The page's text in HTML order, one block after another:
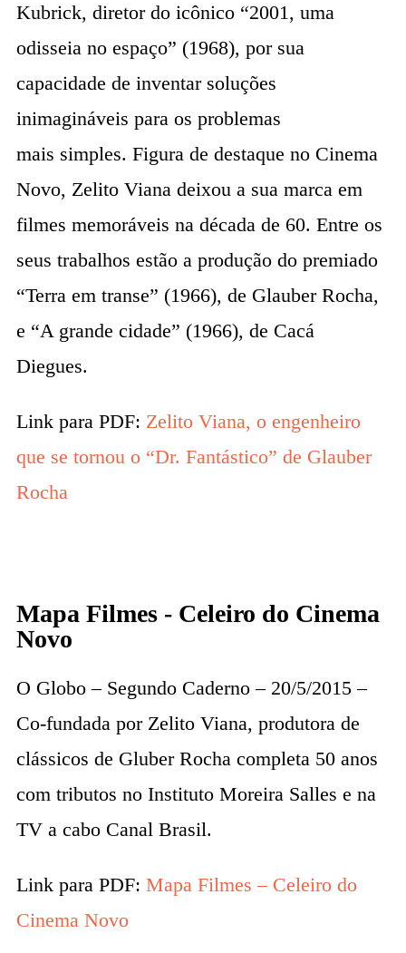
Kubrick, diretor do icônico “2001, uma
odisseia no espaço” (1968), por sua
capacidade de inventar soluções
inimagináveis para os problemas
mais simples. Figura de destaque no Cinema
Novo, Zelito Viana deixou a sua marca em
filmes memoráveis na década de 60. Entre os
seus trabalhos estão a produção do premiado
“Terra em transe” (1966), de Glauber Rocha,
e “A grande cidade” (1966), de Cacá
Diegues.
Link para PDF: Zelito Viana, o engenheiro
que se tornou o “Dr. Fantástico” de Glauber
Rocha
Mapa Filmes - Celeiro do Cinema
Novo
O Globo – Segundo Caderno – 20/5/2015 –
Co-fundada por Zelito Viana, produtora de
clássicos de Gluber Rocha completa 50 anos
com tributos no Instituto Moreira Salles e na
TV a cabo Canal Brasil.
Link para PDF: Mapa Filmes – Celeiro do
Cinema Novo